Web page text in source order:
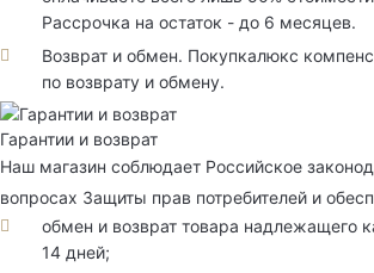
Рассрочка на остаток - до 6 месяцев.
Возврат и обмен. Покупкалюкс
по возврату и обмену.
Гарантии и возврат
Наш магазин соблюдает Российское
вопросах Защиты прав потребителей и
обмен и возврат товара надлежащего
14 дней;